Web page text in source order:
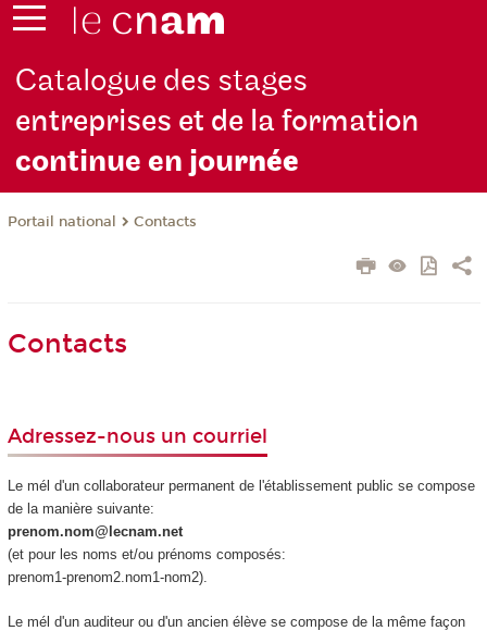
Catalogue des stages
entreprises et de la formation
continue en journée
Portail national Contacts
Contacts
Adressez-nous un courriel
Le mél d'un collaborateur permanent de l'établissement public se compose
de la manière suivante:
prenom.nom@lecnam.net
(et pour les noms et/ou prénoms composés:
prenom1-prenom2.nom1-nom2).
Le mél d'un auditeur ou d'un ancien élève se compose de la même façon